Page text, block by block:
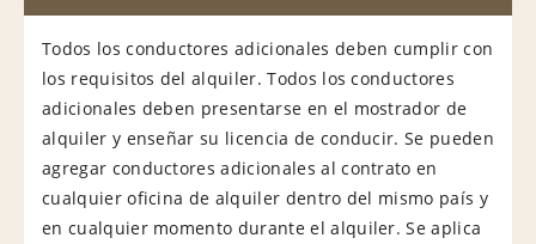
Todos los conductores adicionales deben cumplir con
los requisitos del alquiler. Todos los conductores
adicionales deben presentarse en el mostrador de
alquiler y enseñar su licencia de conducir. Se pueden
agregar conductores adicionales al contrato en
cualquier oficina de alquiler dentro del mismo país y
en cualquier momento durante el alquiler. Se aplica